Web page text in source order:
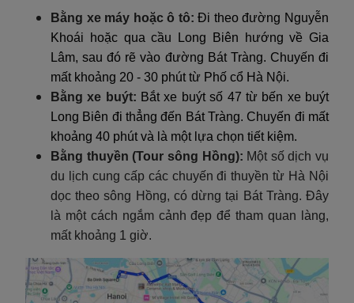
Bằng xe máy hoặc ô tô: Đi theo đường Nguyễn
Khoái hoặc qua cầu Long Biên hướng về Gia
Lâm, sau đó rẽ vào đường Bát Tràng. Chuyến đi
mất khoảng 20 - 30 phút từ Phố cổ Hà Nội.
Bằng xe buýt: Bắt xe buýt số 47 từ bến xe buýt
Long Biên đi thẳng đến Bát Tràng. Chuyến đi mất
khoảng 40 phút và là một lựa chọn tiết kiệm.
Bằng thuyền (Tour sông Hồng): Một số dịch vụ
du lịch cung cấp các chuyến đi thuyền từ Hà Nội
dọc theo sông Hồng, có dừng tại Bát Tràng. Đây
là một cách ngắm cảnh đẹp để tham quan làng,
mất khoảng 1 giờ.